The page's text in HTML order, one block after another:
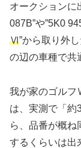
オークションに
087B”や”5K0
Ⅵ”から取り外
の辺の車種で共
我が家のゴル
は、実測で「約
ら、品番が概ね
するくらいは出